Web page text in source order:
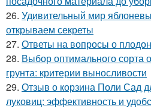
26. Удивительный мир
открываем секреты
27. Ответы на вопросы о
28. Выбор оптимального сорта
грунта: критерии выносливости
29. Отзыв о корзина Поли Сад
луковиц: эффективность и